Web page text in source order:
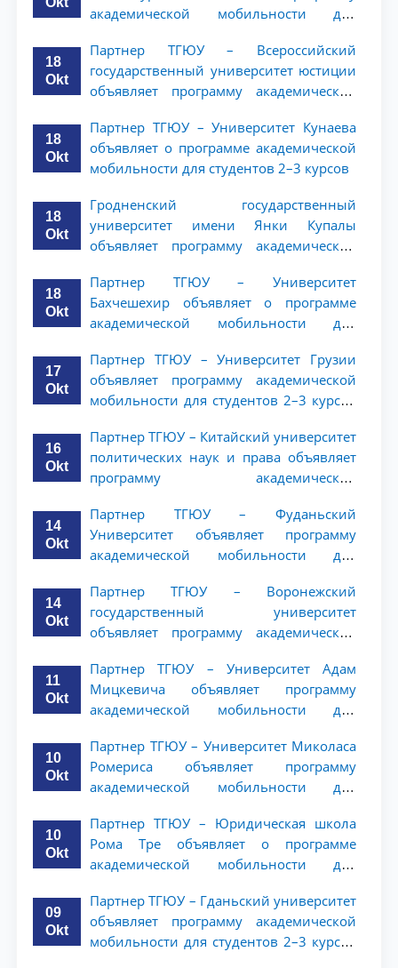
академической мобильности для
18
Okt
Партнер ТГЮУ – Всероссийский
государственный университет юстиции
объявляет программу академической
ТГЮУ
18
Okt
Партнер ТГЮУ – Университет Кунаева
объявляет о программе академической
мобильности для студентов 2–3 курсов
18
Okt
Гродненский государственный
университет имени Янки Купалы
объявляет программу академической
ТГЮУ
18
Okt
Партнер ТГЮУ – Университет
Бахчешехир объявляет о программе
академической мобильности для
17
Okt
Партнер ТГЮУ – Университет Грузии
объявляет программу академической
мобильности для студентов 2–3 курсов
16
Okt
Партнер ТГЮУ – Китайский университет
политических наук и права объявляет
программу академической
ТГЮУ
14
Okt
Партнер ТГЮУ – Фуданьский
Университет объявляет программу
академической мобильности для
14
Okt
Партнер ТГЮУ – Воронежский
государственный университет
объявляет программу академической
ТГЮУ
11
Okt
Партнер ТГЮУ – Университет Адам
Мицкевича объявляет программу
академической мобильности для
10
Okt
Партнер ТГЮУ – Университет Миколаса
Ромериса объявляет программу
академической мобильности для
10
Okt
Партнер ТГЮУ – Юридическая школа
Рома Тре объявляет о программе
академической мобильности для
09
Okt
Партнер ТГЮУ – Гданьский университет
объявляет программу академической
мобильности для студентов 2–3 курсов